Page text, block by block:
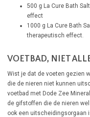
500 g La Cure Bath
effect
1000 g La Cure Bath
therapeutisch effect.
VOETBAD, NIET
Wist je dat de voeten gezien
die de nieren niet kunnen
voetbad met Dode Zee
de gifstoffen die de nieren
ook een uitscheidingsorgaan